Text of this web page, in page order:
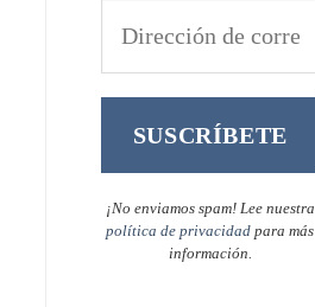
¡No enviamos spam! Lee nuestra
política de privacidad para más
información.